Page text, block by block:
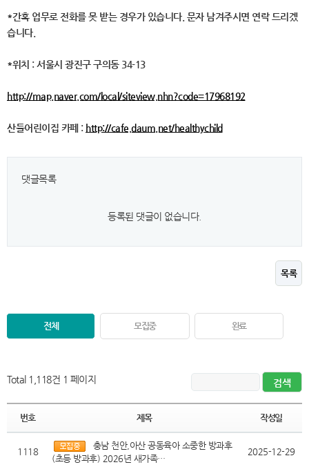
*간혹 업무로 전화를 못 받는 경우가 있습니다. 문자 남겨주시면 연락 드리겠
습니다.
*위치 : 서울시 광진구 구의동 34-13
http://map.naver.com/local/siteview.nhn?code=17968192
산들어린이집 카페 : http://cafe.daum.net/healthychild
댓글목록
등록된 댓글이 없습니다.
목록
전체 모집중 완료
Total 1,118건 1 페이지
번호 제목 작성일
1118
충남 천안,아산 공동육아 소중한 방과후
(초등 방과후) 2026년 새가족…
2025-12-29